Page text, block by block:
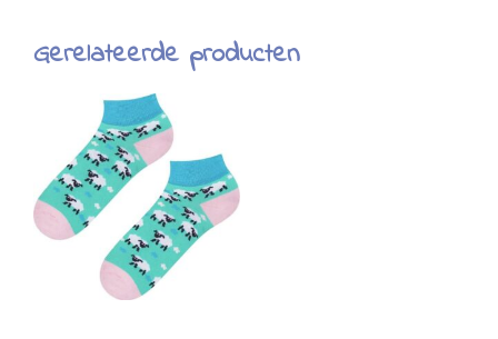
Gerelateerde producten